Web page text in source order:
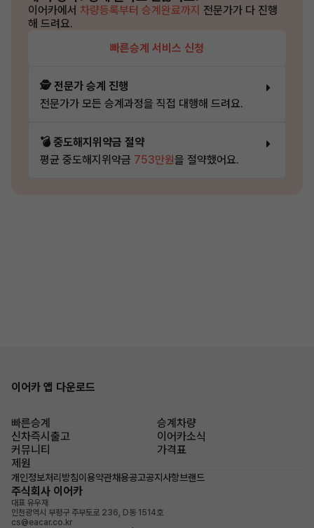
이어카에서 차량등록부터 승계완료까지 전문가가 다 진행
해 드려요.
빠른승계 서비스 신청
🕵️ 전문가 승계 진행
전문가가 모든 승계과정을 직접 대행해 드려요.
💣 중도해지위약금 절약
평균 중도해지위약금 753만원을 절약했어요.
이어카 앱 다운로드
빠른승계
승계차량
신차즉시출고
이어카소식
커뮤니티
가격표
제원
개인정보처리방침이용약관채용공고공지사항브랜드
주식회사 이어카
대표 유우재
인천광역시 부평구 주부토로 236, D동 1514호
cs@eacar.co.kr